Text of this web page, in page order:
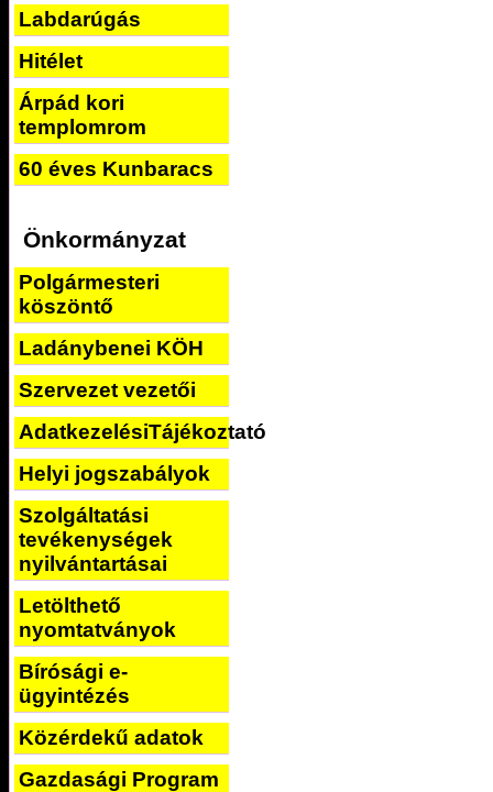
Labdarúgás
Hitélet
Árpád kori
templomrom
60 éves Kunbaracs
Önkormányzat
Polgármesteri
köszöntő
Ladánybenei KÖH
Szervezet vezetői
AdatkezelésiTájékoztató
Helyi jogszabályok
Szolgáltatási
tevékenységek
nyilvántartásai
Letölthető
nyomtatványok
Bírósági e-
ügyintézés
Közérdekű adatok
Gazdasági Program